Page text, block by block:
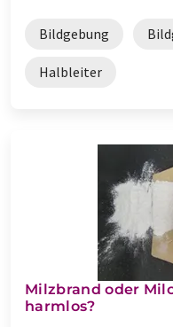
Bildgebung
Halbleiter
Milzbrand oder
harmlos?